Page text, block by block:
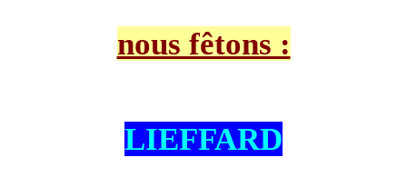
nous fêtons :
LIEFFARD